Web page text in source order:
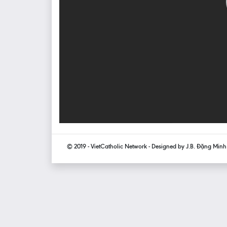
© 2019 - VietCatholic Network - Designed by J.B. Đặng